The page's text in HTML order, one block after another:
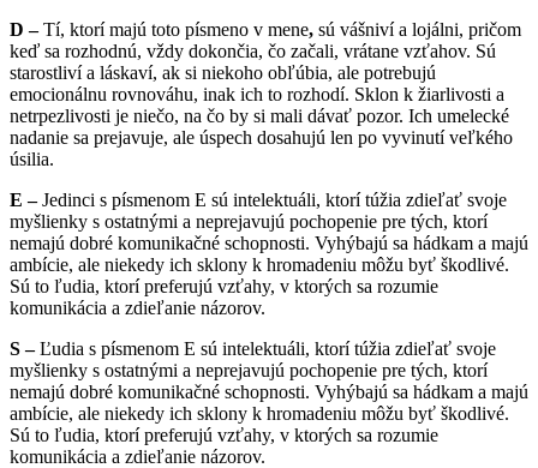
D –Tí, ktorí majú toto písmeno v mene, sú vášniví a lojálni, pričom
keď sa rozhodnú, vždy dokončia, čo začali, vrátane vzťahov. Sú
starostliví a láskaví, ak si niekoho obľúbia, ale potrebujú
emocionálnu rovnováhu, inak ich to rozhodí. Sklon k žiarlivosti a
netrpezlivosti je niečo, na čo by si mali dávať pozor. Ich umelecké
nadanie sa prejavuje, ale úspech dosahujú len po vyvinutí veľkého
úsilia.
E –Jedinci s písmenom E sú intelektuáli, ktorí túžia zdieľať svoje
myšlienky s ostatnými a neprejavujú pochopenie pre tých, ktorí
nemajú dobré komunikačné schopnosti. Vyhýbajú sa hádkam a majú
ambície, ale niekedy ich sklony k hromadeniu môžu byť škodlivé.
Sú to ľudia, ktorí preferujú vzťahy, v ktorých sa rozumie
komunikácia a zdieľanie názorov.
S –Ľudia s písmenom E sú intelektuáli, ktorí túžia zdieľať svoje
myšlienky s ostatnými a neprejavujú pochopenie pre tých, ktorí
nemajú dobré komunikačné schopnosti. Vyhýbajú sa hádkam a majú
ambície, ale niekedy ich sklony k hromadeniu môžu byť škodlivé.
Sú to ľudia, ktorí preferujú vzťahy, v ktorých sa rozumie
komunikácia a zdieľanie názorov.